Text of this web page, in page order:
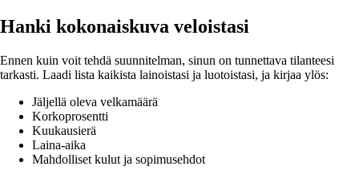
Hanki kokonaiskuva veloistasi
Ennen kuin voit tehdä suunnitelman, sinun on tunnettava tilanteesi
tarkasti. Laadi lista kaikista lainoistasi ja luotoistasi, ja kirjaa ylös:
Jäljellä oleva velkamäärä
Korkoprosentti
Kuukausierä
Laina-aika
Mahdolliset kulut ja sopimusehdot